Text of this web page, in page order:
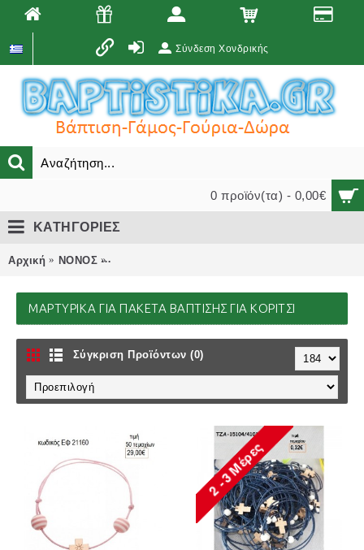
Σύνδεση Χονδρικής
0 προϊόν(τα) - 0,00€
ΚΑΤΗΓΟΡΙΕΣ
Αρχική ΝΟΝΟΣ ΜΑΡΤΥΡΙΚΑ ΓΙΑ ΠΑΚΕΤΑ ΒΑΠΤΙΣΗΣ για
ΜΑΡΤΥΡΙΚΑ ΓΙΑ ΠΑΚΕΤΑ ΒΑΠΤΙΣΗΣ ΓΙΑ ΚΟΡΊΤΣΙ
Σύγκριση Προϊόντων (0)